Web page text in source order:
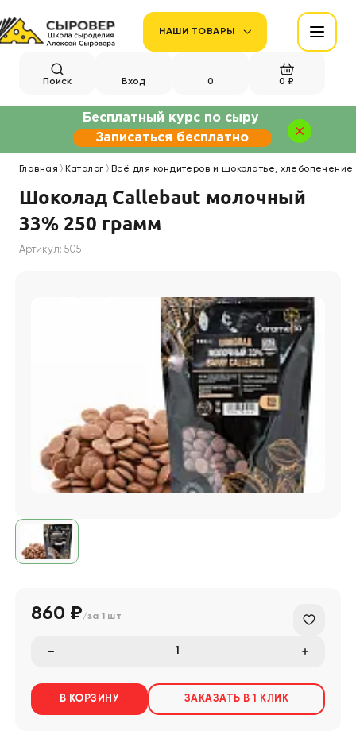
НАШИ ТОВАРЫ
Поиск Вход 0 0 ₽
Главная Каталог Всё для кондитеров и шоколатье, хлебопечение
Шоколад Callebaut молочный
33% 250 грамм
Артикул: 505
860 ₽/за 1 шт
В КОРЗИНУ ЗАКАЗАТЬ В 1 КЛИК
Записаться бесплатно
Бесплатный курс по сыру